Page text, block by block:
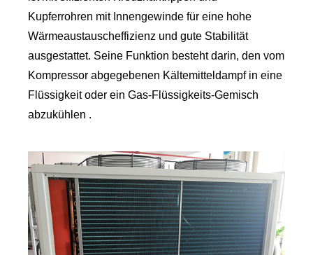
Kupferrohren mit Innengewinde für eine hohe
Wärmeaustauscheffizienz und gute Stabilität
ausgestattet. Seine Funktion besteht darin, den vom
Kompressor abgegebenen Kältemitteldampf in eine
Flüssigkeit oder ein Gas-Flüssigkeits-Gemisch
abzukühlen .